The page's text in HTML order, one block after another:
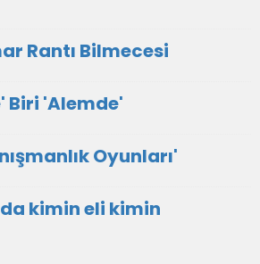
Rantı Bilmecesi
Biri 'Alemde'
Oyunları'
kimin eli kimin